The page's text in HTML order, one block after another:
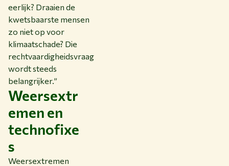
eerlijk? Draaien de
kwetsbaarste mensen
zo niet op voor
klimaatschade? Die
rechtvaardigheidsvraag
wordt steeds
belangrijker.”
Weersextr
emen en
technofixe
s
Weersextremen